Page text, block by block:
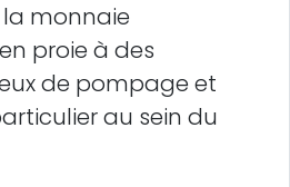
monnaie
proie à des
de pompage et
au sein du